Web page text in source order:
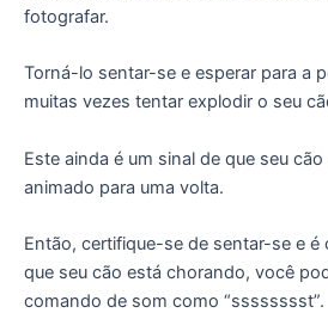
fotografar.
Torná-lo sentar-se e esperar para a
muitas vezes tentar explodir o seu
Este ainda é um sinal de que seu
animado para uma volta.
Então, certifique-se de sentar-se e é
que seu cão está chorando, você
comando de som como “sssssssst”.